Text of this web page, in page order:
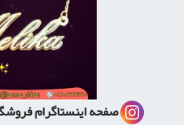
صفحه اینستاگرام فروشگاه